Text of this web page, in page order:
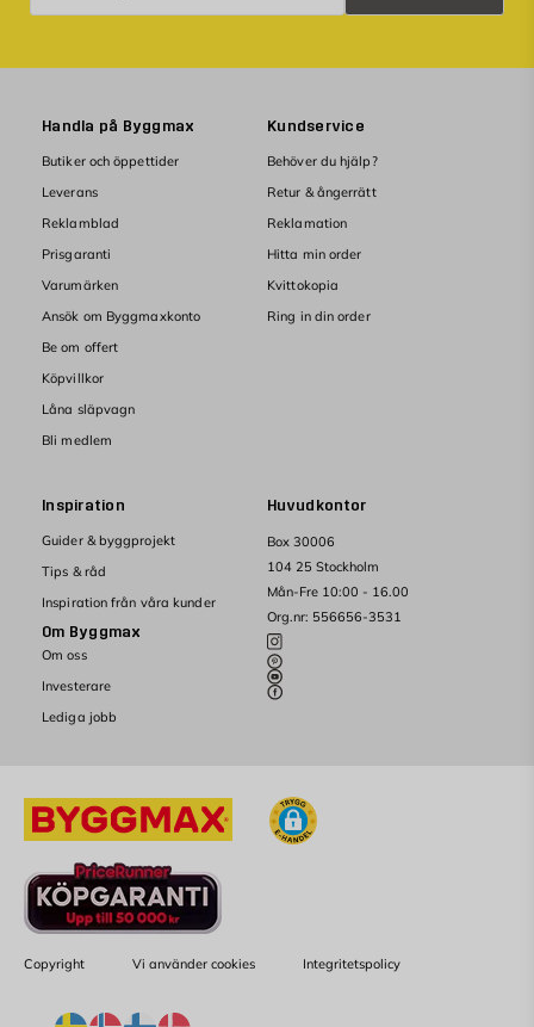
Huvudkontor
Box 30006
104 25 Stockholm
Mån-Fre 10:00 - 16.00
Org.nr: 556656-3531
Handla på Byggmax
Butiker och öppettider
Leverans
Reklamblad
Prisgaranti
Varumärken
Ansök om Byggmaxkonto
Be om offert
Köpvillkor
Låna släpvagn
Bli medlem
Kundservice
Behöver du hjälp?
Retur & ångerrätt
Reklamation
Hitta min order
Kvittokopia
Ring in din order
Inspiration
Guider & byggprojekt
Tips & råd
Inspiration från våra kunder
Om Byggmax
Om oss
Investerare
Lediga jobb
Copyright Vi använder cookies Integritetspolicy